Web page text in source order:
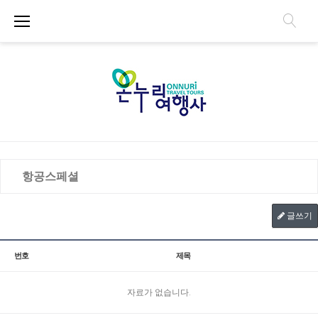
항공스페셜
글쓰기
번호 제목
자료가 없습니다.